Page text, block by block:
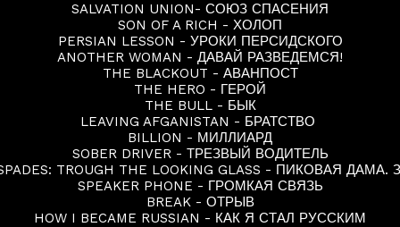
SALVATION UNION- СОЮЗ СПАСЕНИЯ
SON OF A RICH - ХОЛОП
PERSIAN LESSON - УРОКИ ПЕРСИДСКОГО
ANOTHER WOMAN - ДАВАЙ РАЗВЕДЕМСЯ!
THE BLACKOUT - АВАНПОСТ
THE HERO - ГЕРОЙ
THE BULL - БЫК
LEAVING AFGANISTAN - БРАТСТВО
BILLION - МИЛЛИАРД
SOBER DRIVER - ТРЕЗВЫЙ ВОДИТЕЛЬ
TROUGH THE LOOKING GLASS - ПИКОВАЯ ДАМА.
SPEAKER PHONE - ГРОМКАЯ СВЯЗЬ
BREAK - ОТРЫВ
HOW I BECAME RUSSIAN - КАК Я СТАЛ РУССКИМ